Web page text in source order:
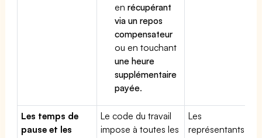
enrécupérant
via un repos
compensateur
ou en touchant
une heure
supplémentaire
payée.
Les temps de
pause et les
Le code du travail
impose à toutes les
Les
représentants